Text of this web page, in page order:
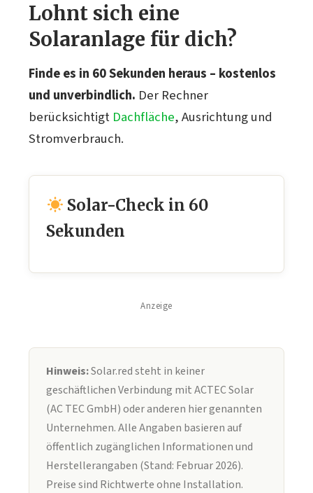
Lohnt sich eine
Solaranlage für dich?
Finde es in 60 Sekunden heraus – kostenlos
und unverbindlich. Der Rechner
berücksichtigt Dachfläche, Ausrichtung und
Stromverbrauch.
Solar-Check in 60
Sekunden
Anzeige
Hinweis:Solar.red steht in keiner
geschäftlichen Verbindung mit ACTEC Solar
(AC TEC GmbH) oder anderen hier genannten
Unternehmen. Alle Angaben basieren auf
öffentlich zugänglichen Informationen und
Herstellerangaben (Stand: Februar 2026).
Preise sind Richtwerte ohne Installation.